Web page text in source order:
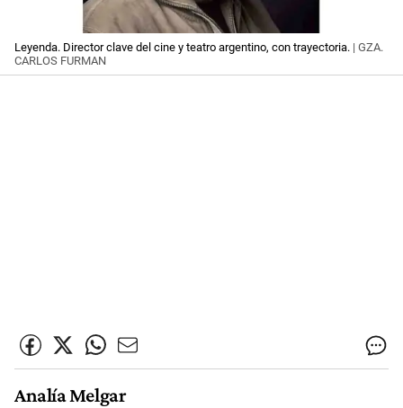
Leyenda. Director clave del cine y teatro argentino, con trayectoria. | GZA.
CARLOS FURMAN
Analía Melgar